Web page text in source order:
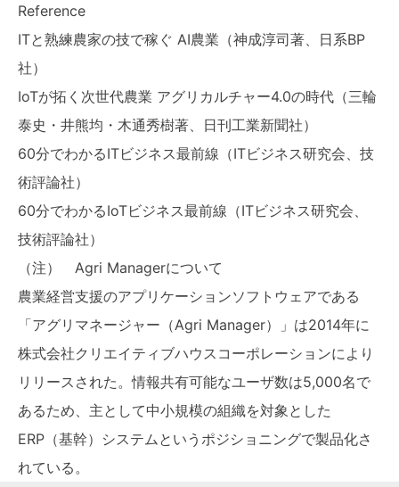
Reference
ITと熟練農家の技で稼ぐ AI農業（神成淳司著、日系BP
社）
IoTが拓く次世代農業 アグリカルチャー4.0の時代（三輪
泰史・井熊均・木通秀樹著、日刊工業新聞社）
60分でわかるITビジネス最前線（ITビジネス研究会、技
術評論社）
60分でわかるIoTビジネス最前線（ITビジネス研究会、
技術評論社）
（注） Agri Managerについて
農業経営支援のアプリケーションソフトウェアである
「アグリマネージャー（Agri Manager）」は2014年に
株式会社クリエイティブハウスコーポレーションにより
リリースされた。情報共有可能なユーザ数は5,000名で
あるため、主として中小規模の組織を対象とした
ERP（基幹）システムというポジショニングで製品化さ
れている。